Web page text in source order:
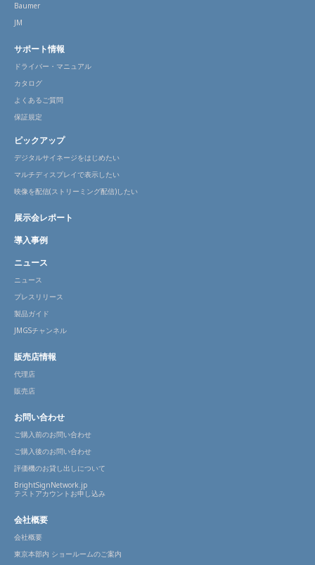
Baumer
JM
サポート情報
ドライバー・マニュアル
カタログ
よくあるご質問
保証規定
ピックアップ
デジタルサイネージをはじめたい
マルチディスプレイで表示したい
映像を配信(ストリーミング配信)したい
展示会レポート
導入事例
ニュース
ニュース
プレスリリース
製品ガイド
JMGSチャンネル
販売店情報
代理店
販売店
お問い合わせ
ご購入前のお問い合わせ
ご購入後のお問い合わせ
評価機のお貸し出しについて
BrightSignNetwork.jp
テストアカウントお申し込み
会社概要
会社概要
東京本部内 ショールームのご案内